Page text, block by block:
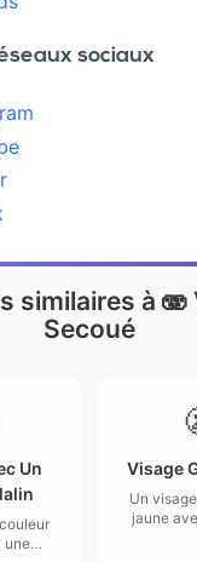
sociaux
similaires à 🫨
Secoué
Un
une
Visage
Un
jaune